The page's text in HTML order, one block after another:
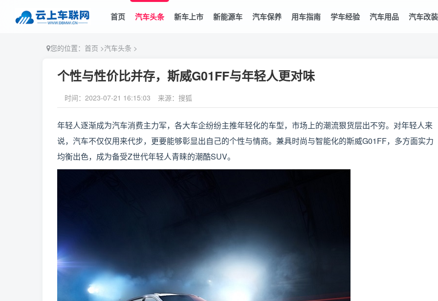
首页 汽车头条 新车上市 新能源车 汽车保养 用车指南 学车经验 汽车用品 汽车改装
您的位置： 首页 >汽车头条 >
个性与性价比并存，斯威G01FF与年轻人更对味
时间：2023-07-21 16:15:03 来源：搜狐
年轻人逐渐成为汽车消费主力军，各大车企纷纷主推年轻化的车型，市场上的潮流狠货层出不穷。对年轻人来
说，汽车不仅仅用来代步，更要能够彰显出自己的个性与情商。兼具时尚与智能化的斯威G01FF，多方面实力
均衡出色，成为备受Z世代年轻人青睐的潮酷SUV。